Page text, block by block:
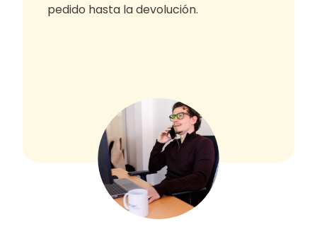
pedido hasta la devolución.